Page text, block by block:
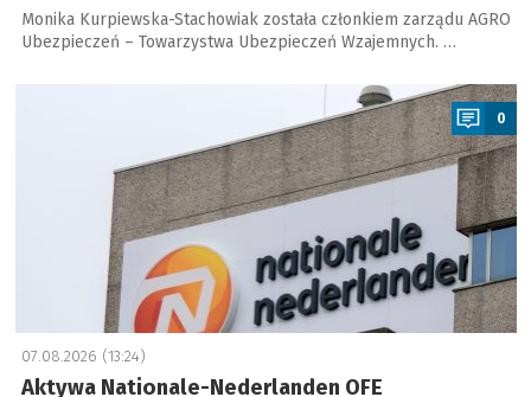
Monika Kurpiewska-Stachowiak została członkiem zarządu AGRO
Ubezpieczeń – Towarzystwa Ubezpieczeń Wzajemnych. …
0
07.08.2026 (13:24)
Aktywa Nationale-Nederlanden OFE